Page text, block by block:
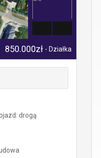
850.000zł - Działka
drogą